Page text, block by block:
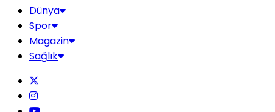
Dünya
Spor
Magazin
Sağlık